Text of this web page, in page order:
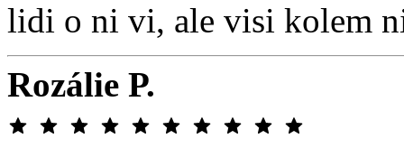
lidi o ni vi, ale visi kolem
Rozálie P.